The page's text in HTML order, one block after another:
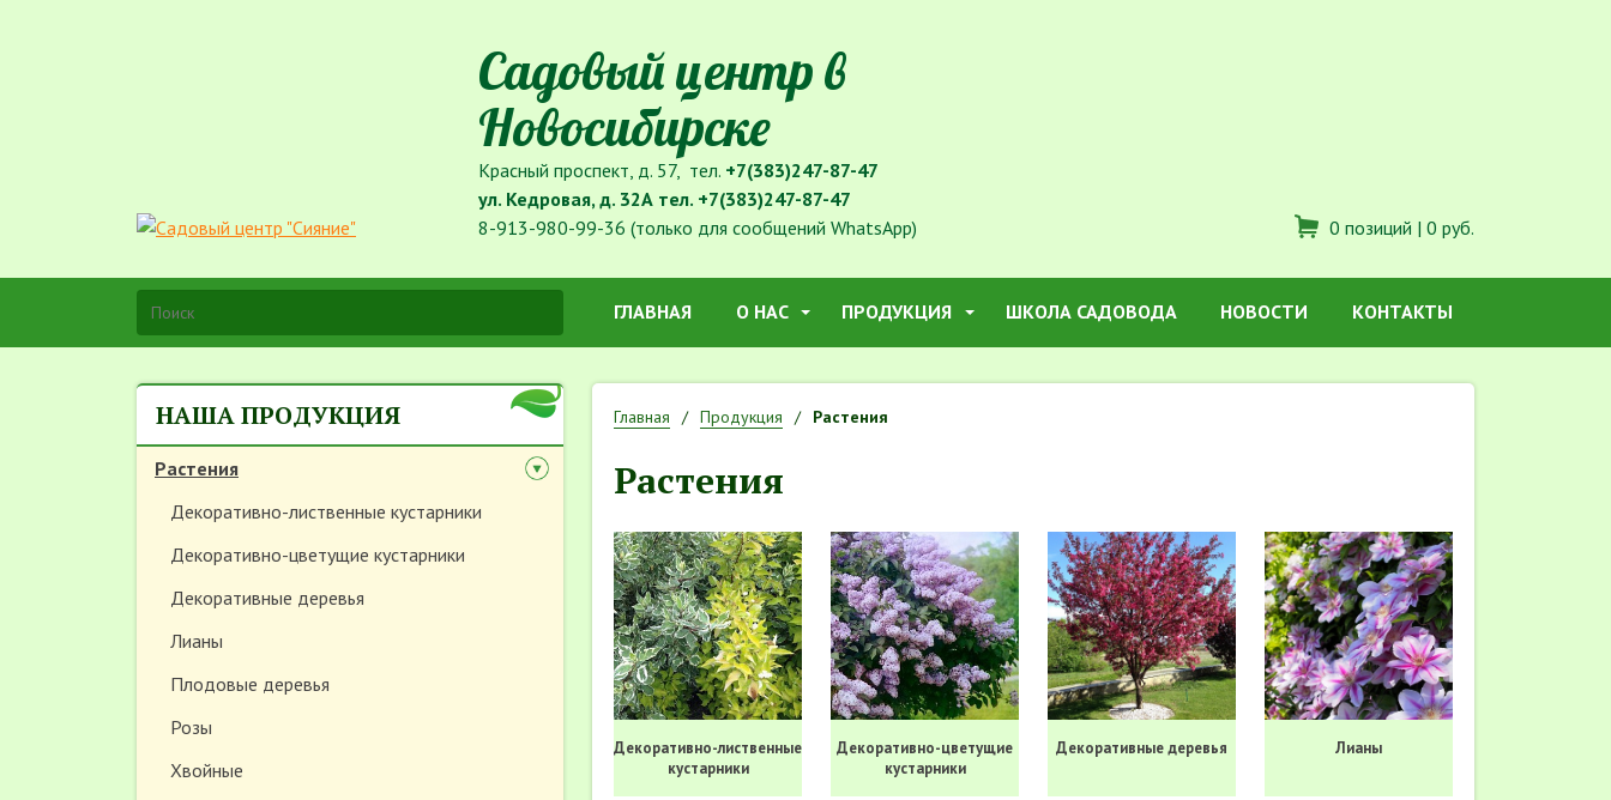
0 позиций | 0 руб.
Садовый центр в
Новосибирске
Красный проспект, д. 57, тел. +7(383)247-87-47
ул. Кедровая, д. 32А тел. +7(383)247-87-47
8-913-980-99-36 (только для сообщений WhatsApp)
ГЛАВНАЯ О НАС ПРОДУКЦИЯ ШКОЛА САДОВОДА НОВОСТИ КОНТАКТЫ
НАША ПРОДУКЦИЯ
Растения
Декоративно-лиственные кустарники
Декоративно-цветущие кустарники
Декоративные деревья
Лианы
Плодовые деревья
Розы
Хвойные
Главная Продукция Растения
Растения
Декоративно-лиственные
кустарники
Декоративно-цветущие
кустарники
Декоративные деревья Лианы